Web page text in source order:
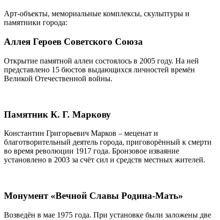
Арт-объекты, мемориальные комплексы, скульптуры и
памятники города:
Аллея Героев Советского Союза
Открытие памятной аллеи состоялось в 2005 году. На ней
представлено 15 бюстов выдающихся личностей времён
Великой Отечественной войны.
Памятник К. Г. Маркову
Константин Григорьевич Марков – меценат и
благотворительный деятель города, приговорённый к смерти
во время революции 1917 года. Бронзовое изваяние
установлено в 2003 за счёт сил и средств местных жителей.
Монумент «Вечной Славы Родина-Мать»
Возведён в мае 1975 года. При установке были заложены две